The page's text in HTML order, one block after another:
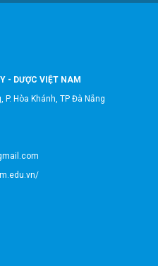
- DƯỢC VIỆT NAM
Hòa Khánh, TP Đà Nẵng